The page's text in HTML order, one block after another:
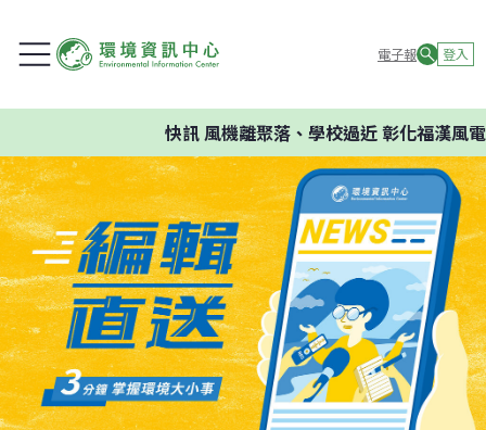
電子報 登入
快訊風機離聚落、學校過近 彰化福漢風電